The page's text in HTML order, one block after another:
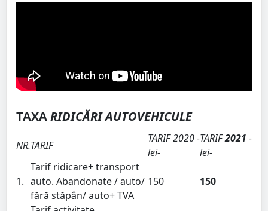
TAXARIDICĂRI AUTOVEHICULE
NR.TARIF
TARIF2020-
lei-
TARIF2021 -
lei-
1.
Tarif ridicare+ transport
auto. Abandonate / auto/
fără stăpân/ auto+ TVA
150 150